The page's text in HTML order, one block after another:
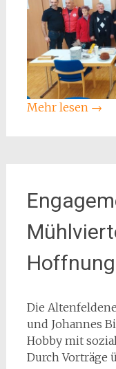
Mehr lesen →
Die
und Johannes
Hobby mit
Durch Vorträge